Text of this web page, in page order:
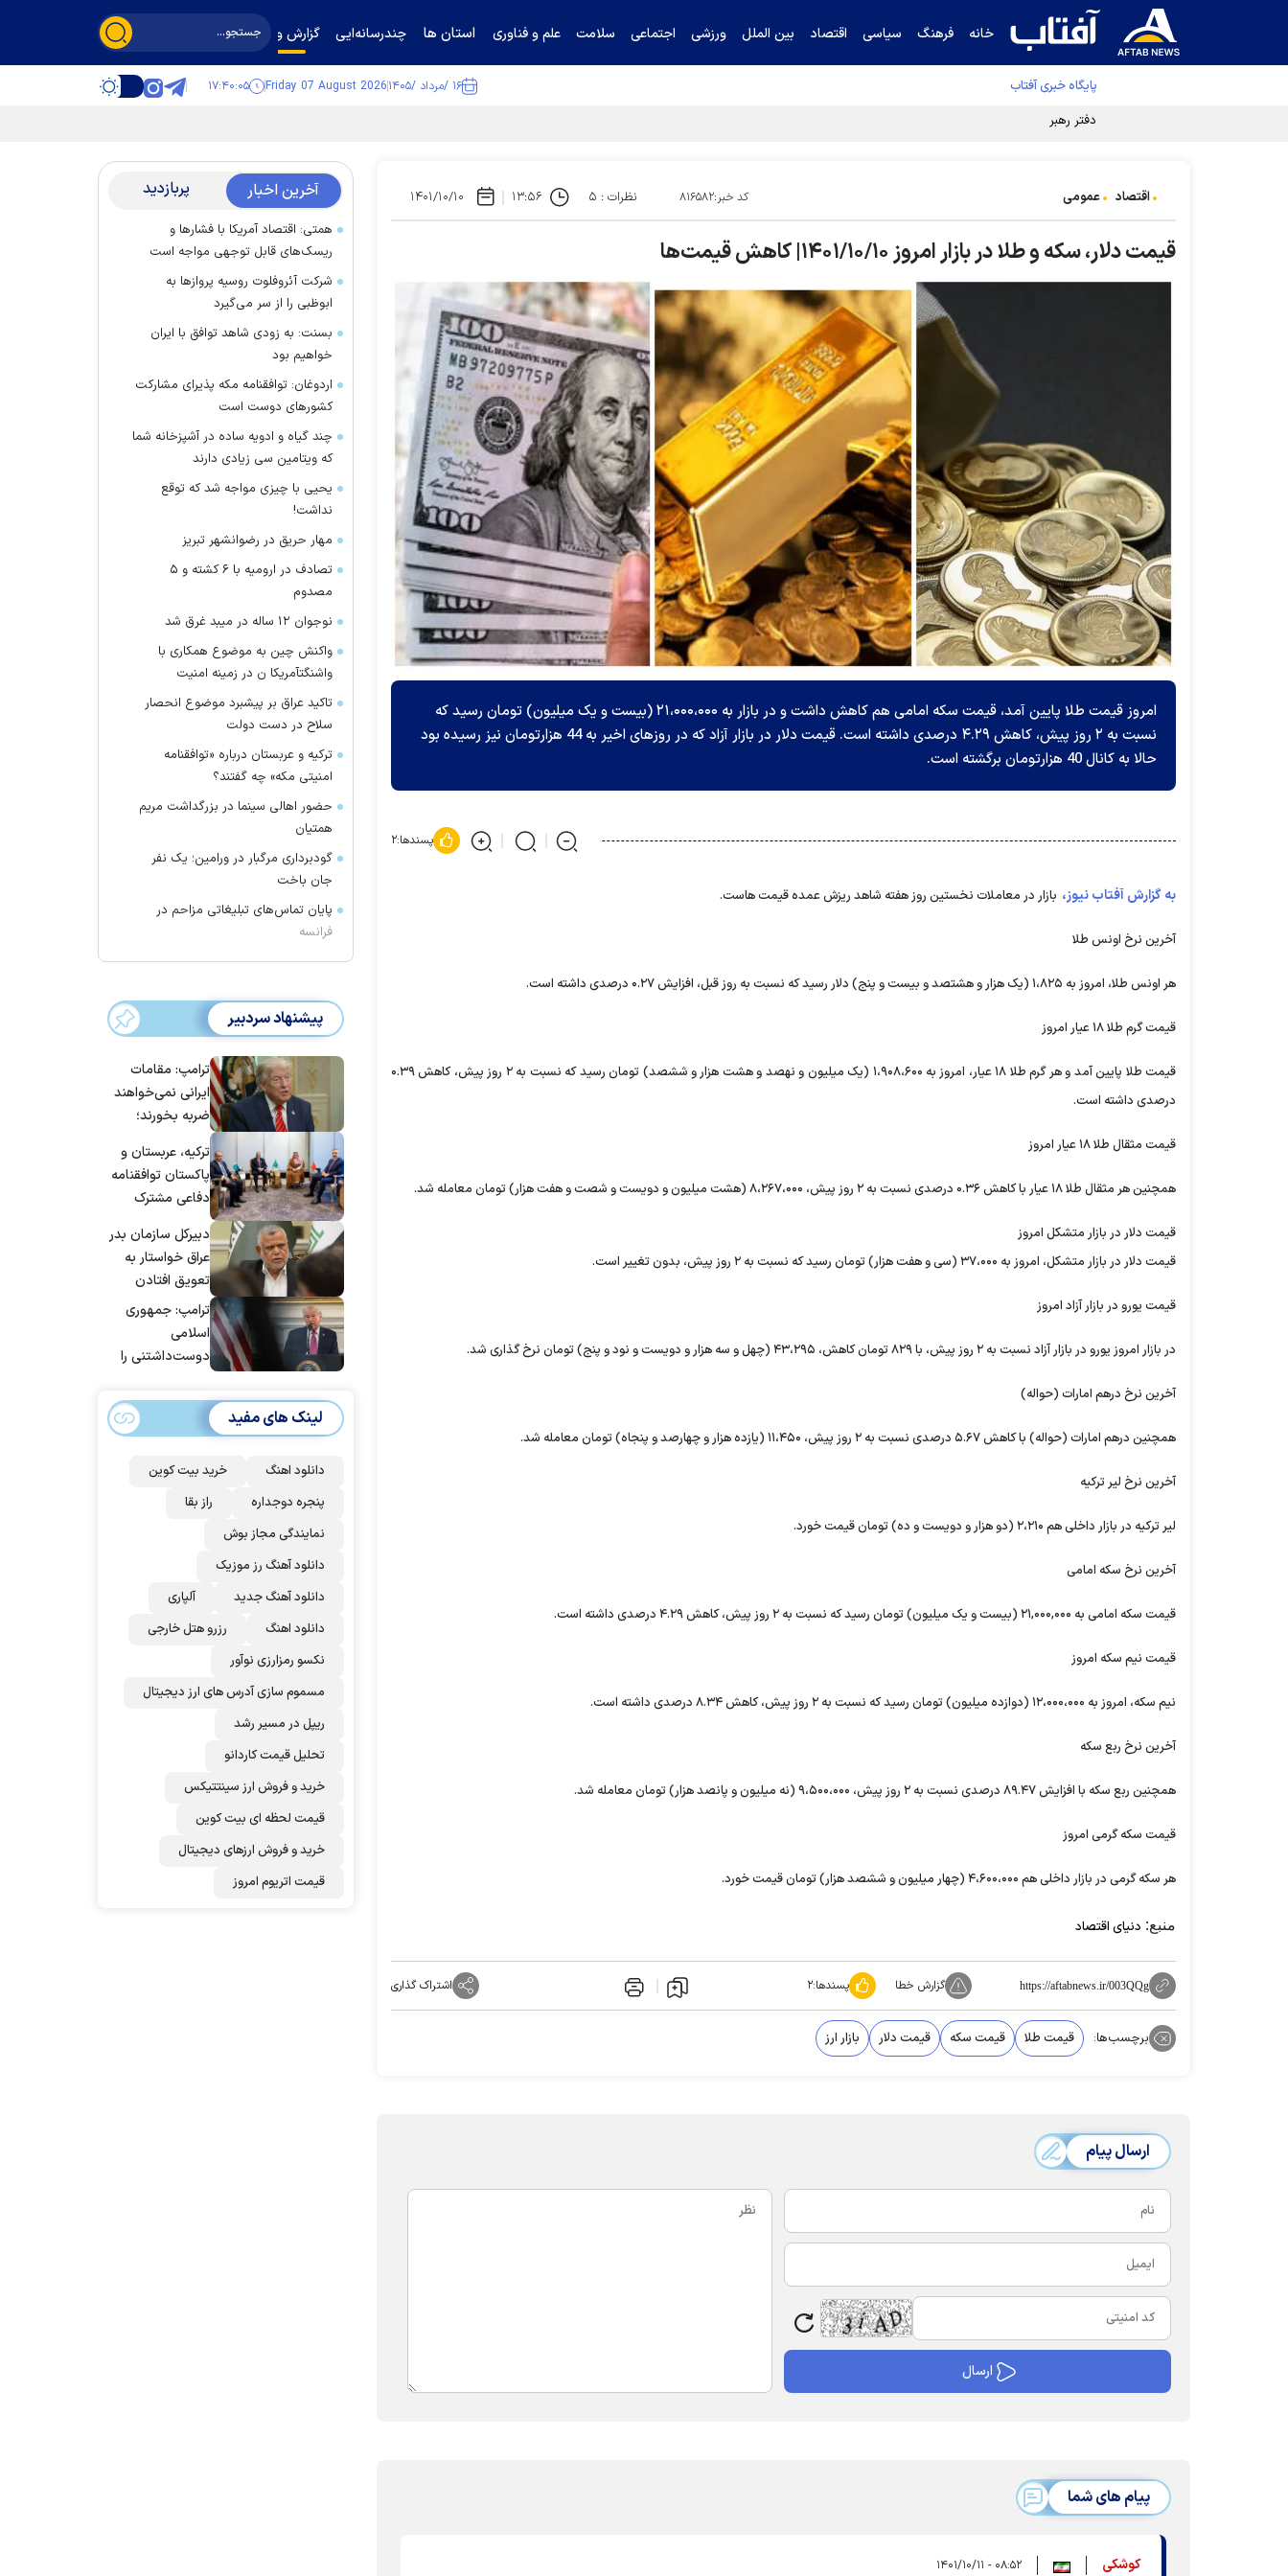
خانه فرهنگ سیاسی اقتصاد بین الملل ورزشی اجتماعی سلامت علم و فناوری استان ها چندرسانه‌ایی گزارش و گفت‌وگو
پایگاه خبری آفتاب ۱۶ /مرداد /۱۴۰۵ Friday 07 August 2026 ۱۷:۴۰:۰۶
دفتر رهبر انقلاب ادعای خرازی درباره پزشکیان را تکذیب کرد
اقتصاد عمومی کد خبر:۸۱۶۵۸۲ نظرات : ۵ ۱۳:۵۶ ۱۴۰۱/۱۰/۱۰
قیمت دلار، سکه و طلا در بازار امروز ۱۴۰۱/۱۰/۱۰| کاهش قیمت‌ها
امروز قیمت طلا پایین آمد، قیمت سکه امامی هم کاهش داشت و در بازار به ۲۱،۰۰۰،۰۰۰ (بیست و یک میلیون) تومان رسید که
نسبت به ۲ روز پیش، کاهش ۴.۲۹ درصدی داشته است. قیمت دلار در بازار آزاد که در روزهای اخیر به 44 هزارتومان نیز رسیده بود
حالا به کانال 40 هزارتومان برگشته است.
پسندها:۲
به گزارش آفتاب نیوز، بازار در معاملات نخستین روز هفته شاهد ریزش عمده قیمت هاست.
آخرین نرخ اونس طلا
هر اونس طلا، امروز به ۱،۸۲۵ (یک هزار و هشتصد و بیست و پنج) دلار رسید که نسبت به روز قبل، افزایش ۰.۲۷ درصدی داشته است.
قیمت گرم طلا ۱۸ عیار امروز
قیمت طلا پایین آمد و هر گرم طلا ۱۸ عیار، امروز به ۱،۹۰۸،۶۰۰ (یک میلیون و نهصد و هشت هزار و ششصد) تومان رسید که نسبت به ۲ روز پیش، کاهش ۰.۳۹
درصدی داشته است.
قیمت مثقال طلا ۱۸ عیار امروز
همچنین هر مثقال طلا ۱۸ عیار با کاهش ۰.۳۶ درصدی نسبت به ۲ روز پیش، ۸،۲۶۷،۰۰۰ (هشت میلیون و دویست و شصت و هفت هزار) تومان معامله شد.
قیمت دلار در بازار متشکل امروز
قیمت دلار در بازار متشکل، امروز به ۳۷،۰۰۰ (سی و هفت هزار) تومان رسید که نسبت به ۲ روز پیش، بدون تغییر است.
قیمت یورو در بازار آزاد امروز
در بازار امروز یورو در بازار آزاد نسبت به ۲ روز پیش، با ۸۲۹ تومان کاهش، ۴۳،۲۹۵ (چهل و سه هزار و دویست و نود و پنج) تومان نرخ گذاری شد.
آخرین نرخ درهم امارات (حواله)
همچنین درهم امارات (حواله) با کاهش ۵.۶۷ درصدی نسبت به ۲ روز پیش، ۱۱،۴۵۰ (یازده هزار و چهارصد و پنجاه) تومان معامله شد.
آخرین نرخ لیر ترکیه
لیر ترکیه در بازار داخلی هم ۲،۲۱۰ (دو هزار و دویست و ده) تومان قیمت خورد.
آخرین نرخ سکه امامی
قیمت سکه امامی به ۲۱,۰۰۰,۰۰۰ (بیست و یک میلیون) تومان رسید که نسبت به ۲ روز پیش، کاهش ۴.۲۹ درصدی داشته است.
قیمت نیم سکه امروز
نیم سکه، امروز به ۱۲،۰۰۰،۰۰۰ (دوازده میلیون) تومان رسید که نسبت به ۲ روز پیش، کاهش ۸.۳۴ درصدی داشته است.
آخرین نرخ ربع سکه
همچنین ربع سکه با افزایش ۸۹.۴۷ درصدی نسبت به ۲ روز پیش، ۹،۵۰۰،۰۰۰ (نه میلیون و پانصد هزار) تومان معامله شد.
قیمت سکه گرمی امروز
هر سکه گرمی در بازار داخلی هم ۴،۶۰۰،۰۰۰ (چهار میلیون و ششصد هزار) تومان قیمت خورد.
منبع: دنیای اقتصاد
https://aftabnews.ir/003QQg گزارش خطا پسندها:۲ اشتراک گذاری
برچسب‌ها: قیمت طلا قیمت سکه قیمت دلار بازار ارز
ارسال پیام
پیام های شما
کوشکی ۰۸:۵۲ - ۱۴۰۱/۱۰/۱۱
آخرین اخبار پربازدید
همتی: اقتصاد آمریکا با فشارها و
ریسک‌های قابل توجهی مواجه است
شرکت آئروفلوت روسیه پرواز‌ها به
ابوظبی را از سر می‌گیرد
بسنت: به زودی شاهد توافق با ایران
خواهیم بود
اردوغان: توافقنامه مکه پذیرای مشارکت
کشور‌های دوست است
چند گیاه و ادویه ساده در آشپزخانه شما
که ویتامین سی زیادی دارند
یحیی با چیزی مواجه شد که توقع
نداشت!
مهار حریق در رضوانشهر تبریز
تصادف در ارومیه با ۶ کشته و ۵
مصدوم
نوجوان ۱۲ ساله در میبد غرق شد
واکنش چین به موضوع همکاری با
واشنگتآمریکا ن در زمینه امنیت
تاکید عراق بر پیشبرد موضوع انحصار
سلاح در دست دولت
ترکیه و عربستان درباره «توافقنامه
امنیتی مکه» چه گفتند؟
حضور اهالی سینما در بزرگداشت مریم
همتیان
گودبرداری مرگبار در ورامین؛ یک نفر
جان باخت
پایان تماس‌های تبلیغاتی مزاحم در
فرانسه
پیشنهاد سردبیر
ترامپ: مقامات
ایرانی نمی‌خواهند
ضربه بخورند؛
توافق برسند
ترکیه، عربستان و
پاکستان توافقنامه
دفاعی مشترک
دبیرکل سازمان بدر
عراق خواستار به
تعویق افتادن
پاسخ به حمله
عربستان و آمریکا
شد
ترامپ: جمهوری
اسلامی
دوست‌داشتنی را
برای بزرگ‌ترین
حمله آماده بودیم
است، درست
است؟
لینک های مفید
دانلود اهنگ
خرید بیت کوین
پنجره دوجداره
راز بقا
نمایندگی مجاز بوش
دانلود آهنگ رز‌ موزیک
دانلود آهنگ جدید
آلپاری
دانلود اهنگ
رزرو هتل خارجی
نکسو رمزارزی نوآور
مسموم سازی آدرس های ارز دیجیتال
ریپل در مسیر رشد
تحلیل قیمت کاردانو
خرید و فروش ارز سینتتیکس
قیمت لحظه ای بیت کوین
خرید و فروش ارزهای دیجیتال
قیمت اتریوم امروز